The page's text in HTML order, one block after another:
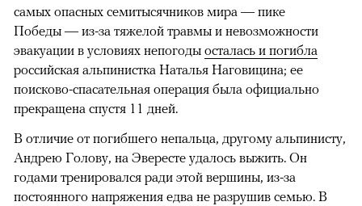
самых опасных семитысячников мира — пике
Победы — из-за тяжелой травмы и невозможности
эвакуации в условиях непогоды осталась и погибла
российская альпинистка Наталья Наговицина; ее
поисково-спасательная операция была официально
прекращена спустя 11 дней.
В отличие от погибшего непальца, другому альпинисту,
Андрею Голову, на Эвересте удалось выжить. Он
годами тренировался ради этой вершины, из-за
постоянного напряжения едва не разрушив семью. В